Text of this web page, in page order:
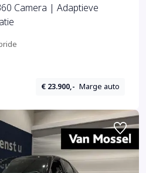
Camera | Adaptieve
€ 23.900,- Marge auto